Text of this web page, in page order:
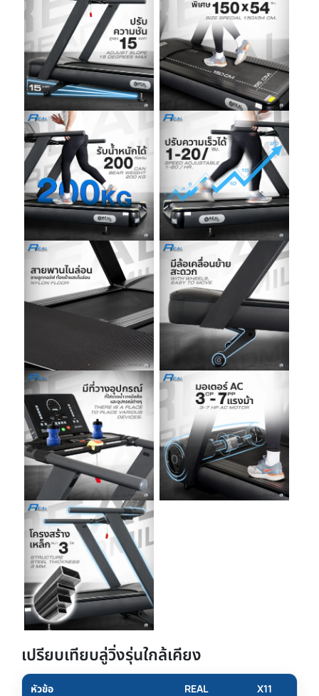
เปรียบเทียบลู่วิ่งรุ่นใกล้เคียง
หัวข้อ REAL X11